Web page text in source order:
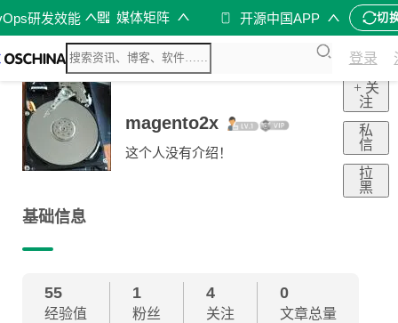
研发效能 媒体矩阵 开源中国APP 切
登录
magento2x
这个人没有介绍！
+ 关
注
私
信
拉
黑
基础信息
55
经验值
1
粉丝
4
关注
0
文章总量